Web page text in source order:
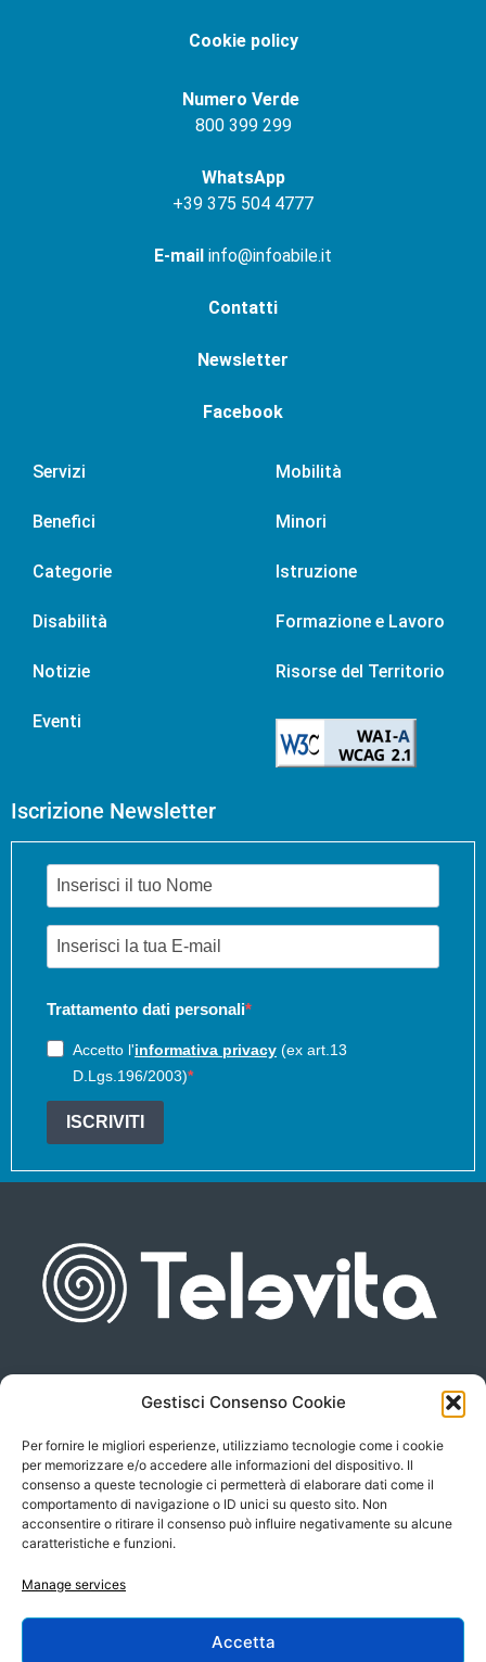
Gestisci Consenso Cookie
Per fornire le migliori esperienze, utilizziamo tecnologie come i cookie
per memorizzare e/o accedere alle informazioni del dispositivo. Il
consenso a queste tecnologie ci permetterà di elaborare dati come il
comportamento di navigazione o ID unici su questo sito. Non
acconsentire o ritirare il consenso può influire negativamente su alcune
caratteristiche e funzioni.
Manage services
Accetta
Cookie policy
Numero Verde
800 399 299
WhatsApp
+39 375 504 4777
E-mail info@infoabile.it
Contatti
Newsletter
Facebook
Servizi
Benefici
Categorie
Disabilità
Notizie
Eventi
Mobilità
Minori
Istruzione
Formazione e Lavoro
Risorse del Territorio
Iscrizione Newsletter
Trattamento dati personali
Accetto l'informativa privacy (ex art.13
D.Lgs.196/2003)
ISCRIVITI
Piazza san Giovanni, 6
P.Iva 00566630323
info@televita.it